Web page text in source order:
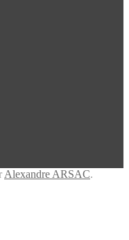
Alexandre ARSAC.